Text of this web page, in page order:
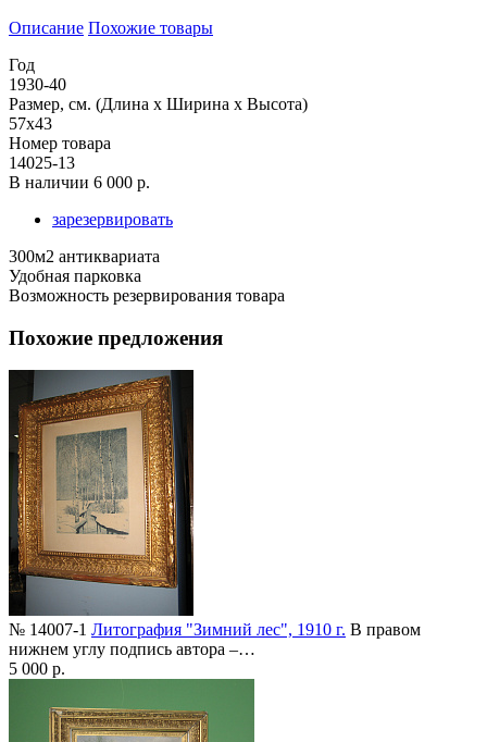
Описание Похожие товары
Год
1930-40
Размер, см. (Длина х Ширина х Высота)
57х43
Номер товара
14025-13
В наличии 6 000 р.
зарезервировать
300м2 антиквариата
Удобная парковка
Возможность резервирования товара
Похожие предложения
№ 14007-1 Литография "Зимний лес", 1910 г. В правом
нижнем углу подпись автора –…
5 000 р.